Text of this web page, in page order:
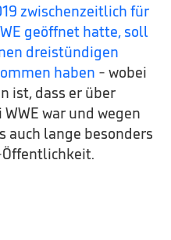
zwischenzeitlich für
geöffnet hatte, soll
dreistündigen
haben - wobei
ist, dass er über
war und wegen
auch lange besonders